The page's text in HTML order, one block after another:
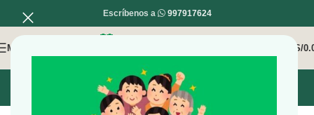
Escríbenos a 997917624
MENÚ S/
INICIO MI COMPRA MI CUENTA